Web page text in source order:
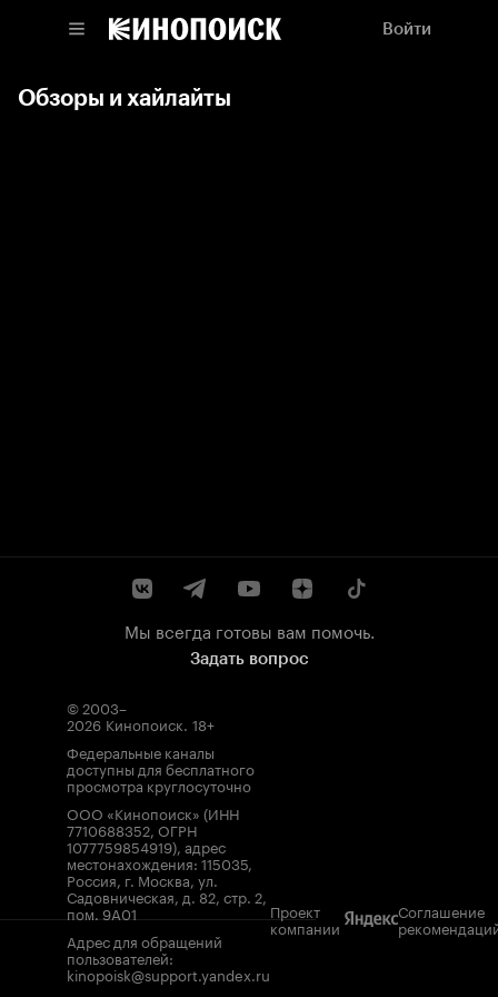
Войти
Обзоры и хайлайты
Мы всегда готовы вам помочь.
Задать вопрос
© 2003–
2026 Кинопоиск. 18+
Федеральные каналы
доступны для бесплатного
просмотра круглосуточно
ООО «Кинопоиск» (ИНН
7710688352, ОГРН
1077759854919), адрес
местонахождения: 115035,
Россия, г. Москва, ул.
Садовническая, д. 82, стр. 2,
пом. 9А01
Адрес для обращений
пользователей:
kinopoisk@support.yandex.ru
Проект
компании
Соглашение